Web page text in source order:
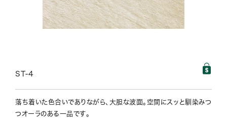
ST-4
落ち着いた色合いでありながら、大胆な波面。空間にスッと馴染みつ
つオーラのある一品です。